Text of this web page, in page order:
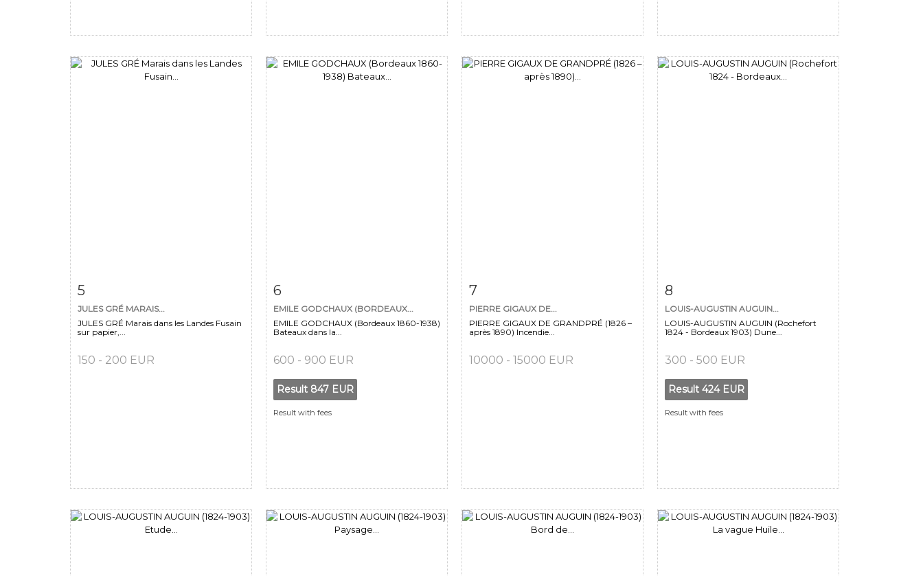
5
JULES GRÉ MARAIS...
JULES GRÉ Marais dans les Landes Fusain
sur papier,...
150 - 200 EUR
6
EMILE GODCHAUX (BORDEAUX...
EMILE GODCHAUX (Bordeaux 1860-1938)
Bateaux dans la...
600 - 900 EUR
Result 847 EUR
Result with fees
7
PIERRE GIGAUX DE...
PIERRE GIGAUX DE GRANDPRÉ (1826 –
après 1890) Incendie...
10000 - 15000 EUR
8
LOUIS-AUGUSTIN AUGUIN...
LOUIS-AUGUSTIN AUGUIN (Rochefort
1824 - Bordeaux 1903) Dune...
300 - 500 EUR
Result 424 EUR
Result with fees